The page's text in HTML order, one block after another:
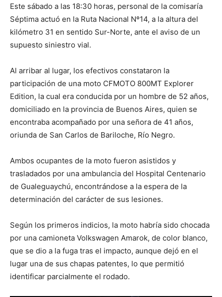
Este sábado a las 18:30 horas, personal de la comisaría
Séptima actuó en la Ruta Nacional Nº14, a la altura del
kilómetro 31 en sentido Sur-Norte, ante el aviso de un
supuesto siniestro vial.
Al arribar al lugar, los efectivos constataron la
participación de una moto CFMOTO 800MT Explorer
Edition, la cual era conducida por un hombre de 52 años,
domiciliado en la provincia de Buenos Aires, quien se
encontraba acompañado por una señora de 41 años,
oriunda de San Carlos de Bariloche, Río Negro.
Ambos ocupantes de la moto fueron asistidos y
trasladados por una ambulancia del Hospital Centenario
de Gualeguaychú, encontrándose a la espera de la
determinación del carácter de sus lesiones.
Según los primeros indicios, la moto habría sido chocada
por una camioneta Volkswagen Amarok, de color blanco,
que se dio a la fuga tras el impacto, aunque dejó en el
lugar una de sus chapas patentes, lo que permitió
identificar parcialmente el rodado.